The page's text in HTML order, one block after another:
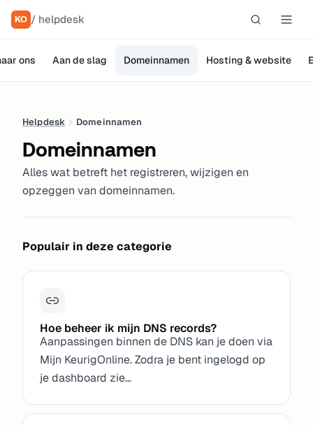
KO / helpdesk
ons Aan de slag Domeinnamen Hosting & website
Helpdesk Domeinnamen
Domeinnamen
Alles wat betreft het registreren, wijzigen en
opzeggen van domeinnamen.
Populair in deze categorie
Hoe beheer ik mijn DNS records?
Aanpassingen binnen de DNS kan je doen via
Mijn KeurigOnline. Zodra je bent ingelogd op
je dashboard zie…